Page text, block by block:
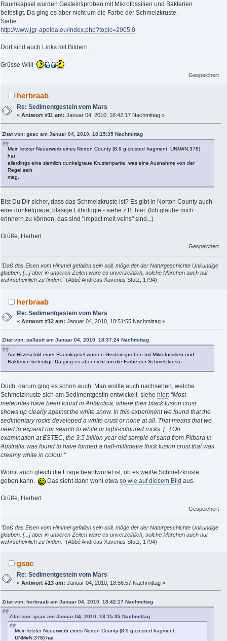
Raumkapsel wurden Gesteinsproben mit Mikrofossilien und Bakterien
befestigt. Da ging es aber nicht um die Farbe der Schmelzkruste.
Siehe:
http://www.jgr-apolda.eu/index.php?topic=2905.0
Dort sind auch Links mit Bildern.
Grüsse Willi
Gespeichert
herbraab
Re: Sedimentgestein vom Mars
«Antwort #11 am: Januar 04, 2010, 18:42:17 Nachmittag »
Zitat von: gsac am Januar 04, 2010, 18:15:35 Nachmittag
Mein letzter Neuerwerb eines Norton County (8.9 g crusted fragment, UNM#N.378)
hat
allerdings eine ziemlich dunkelgraue Krustenpartie, was eine Ausnahme von der
Regel sein
mag.
Bist Du Dir sicher, dass das Schmelzkruste ist? Es gibt in Norton County auch
eine dunkelgraue, blasige Lithologie - siehe z.B. hier. (Ich glaube mich
erinnern zu können, das sind "impact melt veins" sind...)
Grüße, Herbert
Gespeichert
"Daß das Eisen vom Himmel gefallen sein soll, möge der der Naturgeschichte Unkundige
glauben, [...] aber in unseren Zeiten wäre es unverzeihlich, solche Märchen auch nur
wahrscheinlich zu finden."(Abbé Andreas Xaverius Stütz, 1794)
herbraab
Re: Sedimentgestein vom Mars
«Antwort #12 am: Januar 04, 2010, 18:51:55 Nachmittag »
Zitat von: pallasit am Januar 04, 2010, 18:37:24 Nachmittag
Am Hitzeschild einer Raumkapsel wurden Gesteinsproben mit Mikrofossilien und
Bakterien befestigt. Da ging es aber nicht um die Farbe der Schmelzkruste.
Doch, darum ging es schon auch: Man wollte auch nachsehen, welche
Schmelzkruste sich am Sedimentgestin entwickelt, siehe hier: "Most
meteorites have been found in Antarctica, where their black fusion crust
shows up clearly against the white snow. In this experiment we found that the
sedimentary rocks developed a white crust or none at all. That means that we
need to expand our search to white or light-coloured rocks. [...] On
examination at ESTEC, the 3.5 billion year old sample of sand from Pilbara in
Australia was found to have formed a half-millimetre thick fusion crust that was
creamy white in colour."
Womit auch gleich die Frage beantwortet ist, ob es weiße Schmelzkruste
geben kann.
Das sieht dann wohl etwa so wie auf diesem Bild aus.
Grüße, Herbert
Gespeichert
"Daß das Eisen vom Himmel gefallen sein soll, möge der der Naturgeschichte Unkundige
glauben, [...] aber in unseren Zeiten wäre es unverzeihlich, solche Märchen auch nur
wahrscheinlich zu finden."(Abbé Andreas Xaverius Stütz, 1794)
gsac
Re: Sedimentgestein vom Mars
«Antwort #13 am: Januar 04, 2010, 18:56:57 Nachmittag »
Zitat von: herbraab am Januar 04, 2010, 18:42:17 Nachmittag
Zitat von: gsac am Januar 04, 2010, 18:15:35 Nachmittag
Mein letzter Neuerwerb eines Norton County (8.9 g crusted fragment,
UNM#N.378) hat